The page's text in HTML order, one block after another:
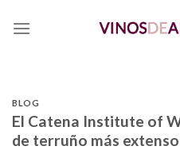
BLOG
El Catena Institute of
de terruño más